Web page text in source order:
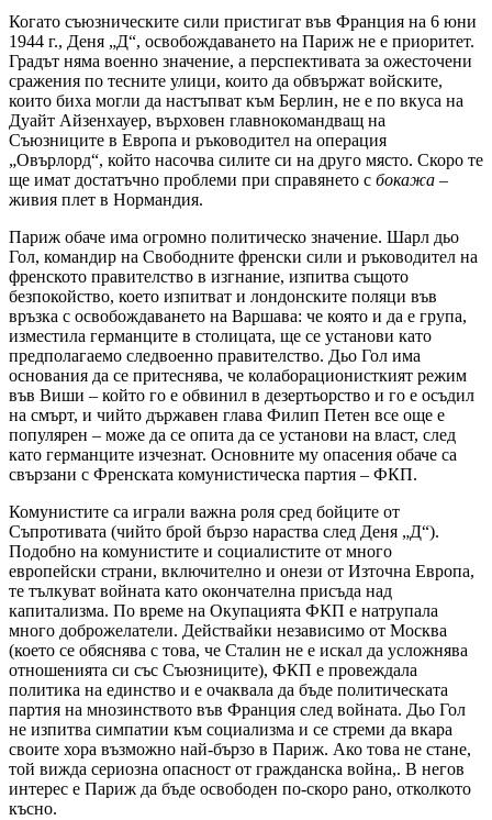
Когато съюзническите сили пристигат във Франция на 6 юни
1944 г., Деня „Д“, освобождаването на Париж не е приоритет.
Градът няма военно значение, а перспективата за ожесточени
сражения по тесните улици, които да обвържат войските,
които биха могли да настъпват към Берлин, не е по вкуса на
Дуайт Айзенхауер, върховен главнокомандващ на
Съюзниците в Европа и ръководител на операция
„Овърлорд“, който насочва силите си на друго място. Скоро те
ще имат достатъчно проблеми при справянето с бокажа –
живия плет в Нормандия.
Париж обаче има огромно политическо значение. Шарл дьо
Гол, командир на Свободните френски сили и ръководител на
френското правителство в изгнание, изпитва същото
безпокойство, което изпитват и лондонските поляци във
връзка с освобождаването на Варшава: че която и да е група,
изместила германците в столицата, ще се установи като
предполагаемо следвоенно правителство. Дьо Гол има
основания да се притеснява, че колаборационисткият режим
във Виши – който го е обвинил в дезертьорство и го е осъдил
на смърт, и чийто държавен глава Филип Петен все още е
популярен – може да се опита да се установи на власт, след
като германците изчезнат. Основните му опасения обаче са
свързани с Френската комунистическа партия – ФКП.
Комунистите са играли важна роля сред бойците от
Съпротивата (чийто брой бързо нараства след Деня „Д“).
Подобно на комунистите и социалистите от много
европейски страни, включително и онези от Източна Европа,
те тълкуват войната като окончателна присъда над
капитализма. По време на Окупацията ФКП е натрупала
много доброжелатели. Действайки независимо от Москва
(което се обяснява с това, че Сталин не е искал да усложнява
отношенията си със Съюзниците), ФКП е провеждала
политика на единство и е очаквала да бъде политическата
партия на мнозинството във Франция след войната. Дьо Гол
не изпитва симпатии към социализма и се стреми да вкара
своите хора възможно най-бързо в Париж. Ако това не стане,
той вижда сериозна опасност от гражданска война,. В негов
интерес е Париж да бъде освободен по-скоро рано, отколкото
късно.